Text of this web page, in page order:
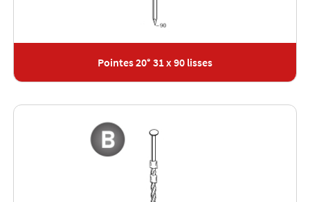
Pointes 20° 31 x 90 lisses